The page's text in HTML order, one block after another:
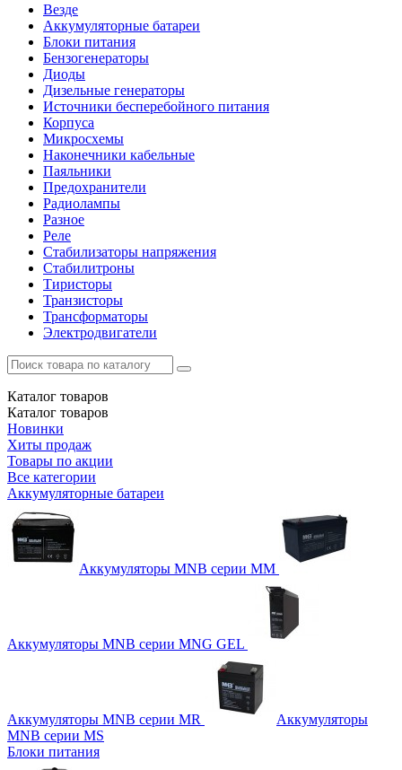
Везде
Аккумуляторные батареи
Блоки питания
Бензогенераторы
Диоды
Дизельные генераторы
Источники бесперебойного питания
Корпуса
Микросхемы
Наконечники кабельные
Паяльники
Предохранители
Радиолампы
Разное
Реле
Стабилизаторы напряжения
Стабилитроны
Тиристоры
Транзисторы
Трансформаторы
Электродвигатели
Каталог товаров
Каталог товаров
Новинки
Хиты продаж
Товары по акции
Все категории
Аккумуляторные батареи
Аккумуляторы MNB серии MM
Аккумуляторы MNB серии MNG GEL
Аккумуляторы MNB серии MR
Аккумуляторы
MNB серии MS
Блоки питания